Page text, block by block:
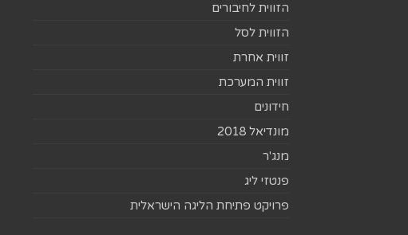
הזווית לחיבורים
הזווית לסל
זווית אחרת
זווית המערכת
חידונים
מונדיאל 2018
מנג'ר
פנטזי ליג
פרויקט פתיחת הליגה הישראלית